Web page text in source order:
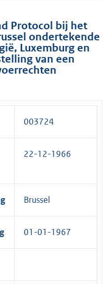
Protocol bij het
ondertekende
Luxemburg en
van een
003724
22-12-1966
Brussel
01-01-1967